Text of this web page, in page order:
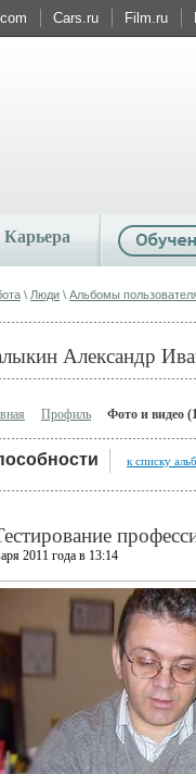
Cars.ru Film.ru
Карьера
\ Люди \ Альбомы
Александр
Профиль Фото и видео
к списку
2011 года в 13:14